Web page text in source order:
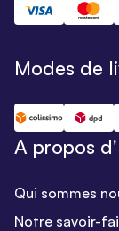
Modes de
A propos
Qui sommes
Notre savoir-